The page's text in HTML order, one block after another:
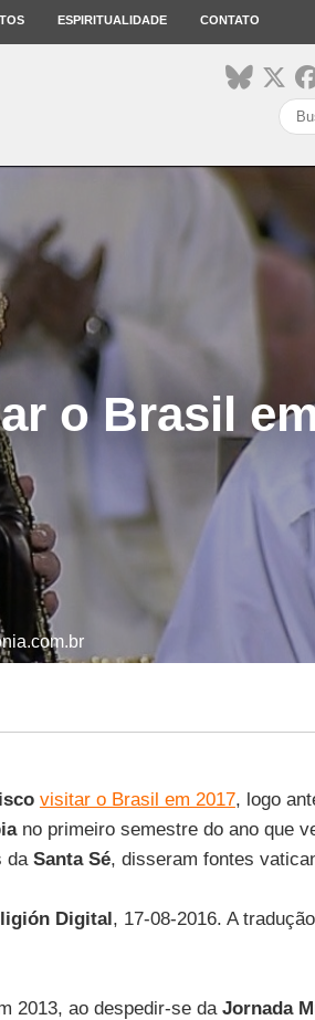
ESPIRITUALIDADE CONTATO
o Brasil
visitar o Brasil em 2017, logo
no primeiro semestre do ano que
da Santa Sé, disseram fontes
Digital, 17-08-2016. A
2013, ao despedir-se da Jornada